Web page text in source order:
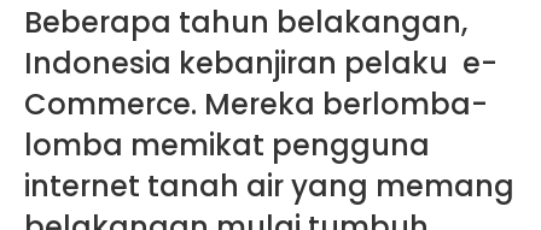
Beberapa tahun belakangan,
Indonesia kebanjiran pelaku e-
Commerce. Mereka berlomba-
lomba memikat pengguna
internet tanah air yang memang